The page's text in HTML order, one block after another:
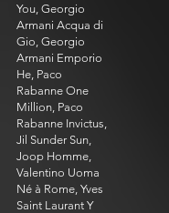
You, Georgio
Armani Acqua di
Gio, Georgio
Armani Emporio
He, Paco
Rabanne One
Million, Paco
Rabanne Invictus,
Jil Sunder Sun,
Joop Homme,
Valentino Uoma
Né à Rome, Yves
Saint Laurant Y​